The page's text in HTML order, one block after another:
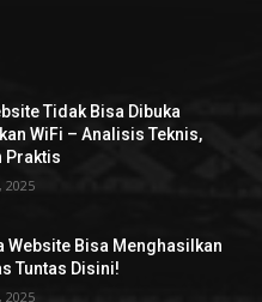
Tidak Bisa Dibuka
WiFi – Analisis Teknis,
Praktis
2025
Website Bisa Menghasilkan
Tuntas Disini!
2025